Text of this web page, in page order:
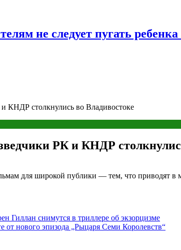
не следует пугать ребенка
КНДР столкнулись во Владивостоке
РК и КНДР
для широкой публики — тем, что приводят в
Гиллан снимутся в триллере об экзорцизме
от нового эпизода „Рыцаря Семи Королевств“